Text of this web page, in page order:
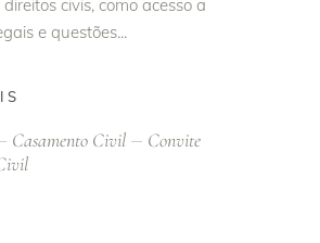
civis, como acesso a
e questões
Casamento Civil
Convite